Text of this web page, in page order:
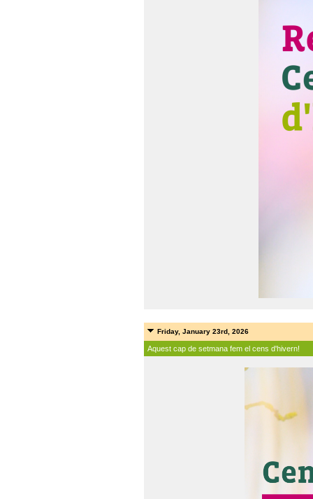
Friday, January 23rd, 2026
Aquest cap de setmana fem el cens d'hivern!